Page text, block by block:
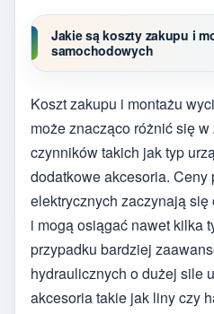
Jakie są koszty zakupu i
samochodowych
Koszt zakupu i montażu
może znacząco różnić się
czynników takich jak typ
dodatkowe akcesoria.
elektrycznych zaczynają się
i mogą osiągać nawet kilka
przypadku bardziej
hydraulicznych o dużej sile
akcesoria takie jak liny czy